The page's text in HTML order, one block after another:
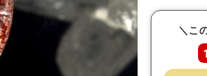
＼こ